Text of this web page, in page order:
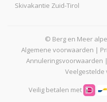
Skivakantie Zuid-Tirol
© Berg en Meer
Algemene voorwaarden |
Annuleringsvoorwaarden |
Veelgestelde
Veilig betalen met